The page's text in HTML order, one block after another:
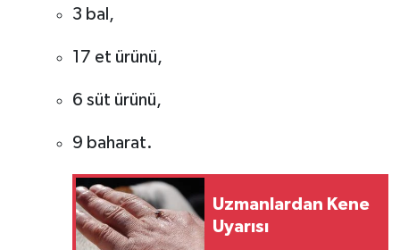
3 bal,
17 et ürünü,
6 süt ürünü,
9 baharat.
Uzmanlardan Kene
Uyarısı